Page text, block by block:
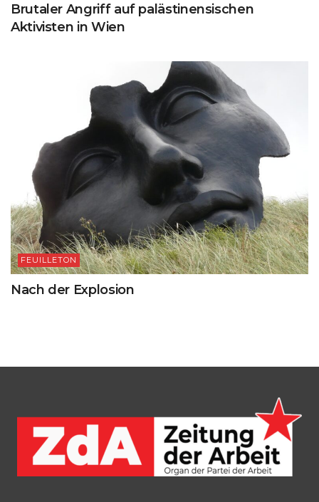
Brutaler Angriff auf palästinensischen
Aktivisten in Wien
FEUILLETON
Nach der Explosion